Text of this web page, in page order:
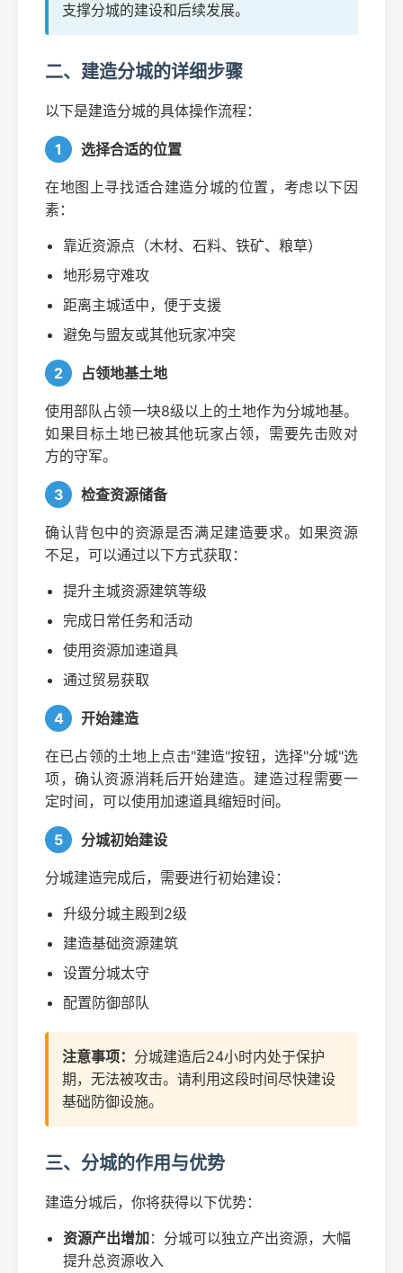
支撑分城的建设和后续发展。
二、建造分城的详细步骤
以下是建造分城的具体操作流程：
1 选择合适的位置
在地图上寻找适合建造分城的位置，考虑以下因
素：
靠近资源点（木材、石料、铁矿、粮草）
地形易守难攻
距离主城适中，便于支援
避免与盟友或其他玩家冲突
2 占领地基土地
使用部队占领一块8级以上的土地作为分城地基。
如果目标土地已被其他玩家占领，需要先击败对
方的守军。
3 检查资源储备
确认背包中的资源是否满足建造要求。如果资源
不足，可以通过以下方式获取：
提升主城资源建筑等级
完成日常任务和活动
使用资源加速道具
通过贸易获取
4 开始建造
在已占领的土地上点击"建造"按钮，选择"分城"选
项，确认资源消耗后开始建造。建造过程需要一
定时间，可以使用加速道具缩短时间。
5 分城初始建设
分城建造完成后，需要进行初始建设：
升级分城主殿到2级
建造基础资源建筑
设置分城太守
配置防御部队
注意事项： 分城建造后24小时内处于保护
期，无法被攻击。请利用这段时间尽快建设
基础防御设施。
三、分城的作用与优势
建造分城后，你将获得以下优势：
资源产出增加 ：分城可以独立产出资源，大幅
提升总资源收入